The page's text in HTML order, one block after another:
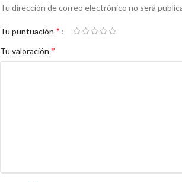
Tu dirección de correo electrónico no será
Tu puntuación *
Tu valoración *